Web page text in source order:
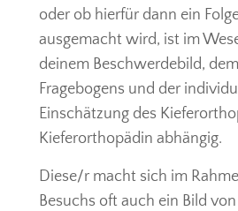
oder ob hierfür dann ein
ausgemacht wird, ist im
deinem Beschwerdebild,
Fragebogens und der
Einschätzung des
Kieferorthopädin abhängig.
Diese/r macht sich im
Besuchs oft auch ein Bild